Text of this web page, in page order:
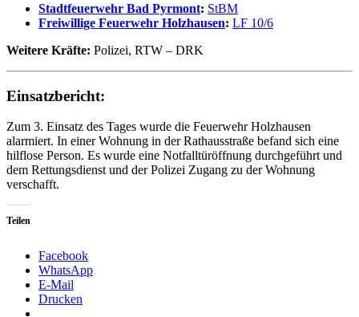
Stadtfeuerwehr Bad Pyrmont: StBM
Freiwillige Feuerwehr Holzhausen: LF 10/6
Weitere Kräfte: Polizei, RTW – DRK
Einsatzbericht:
Zum 3. Einsatz des Tages wurde die Feuerwehr Holzhausen
alarmiert. In einer Wohnung in der Rathausstraße befand sich eine
hilflose Person. Es wurde eine Notfalltüröffnung durchgeführt und
dem Rettungsdienst und der Polizei Zugang zu der Wohnung
verschafft.
Teilen
Facebook
WhatsApp
E-Mail
Drucken